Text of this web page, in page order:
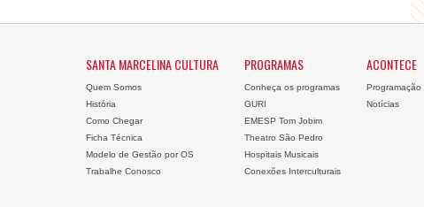
SANTA MARCELINA CULTURA
Quem Somos
História
Como Chegar
Ficha Técnica
Modelo de Gestão por OS
Trabalhe Conosco
PROGRAMAS
Conheça os programas
GURI
EMESP Tom Jobim
Theatro São Pedro
Hospitais Musicais
Conexões Interculturais
ACONTECE
Programação
Notícias